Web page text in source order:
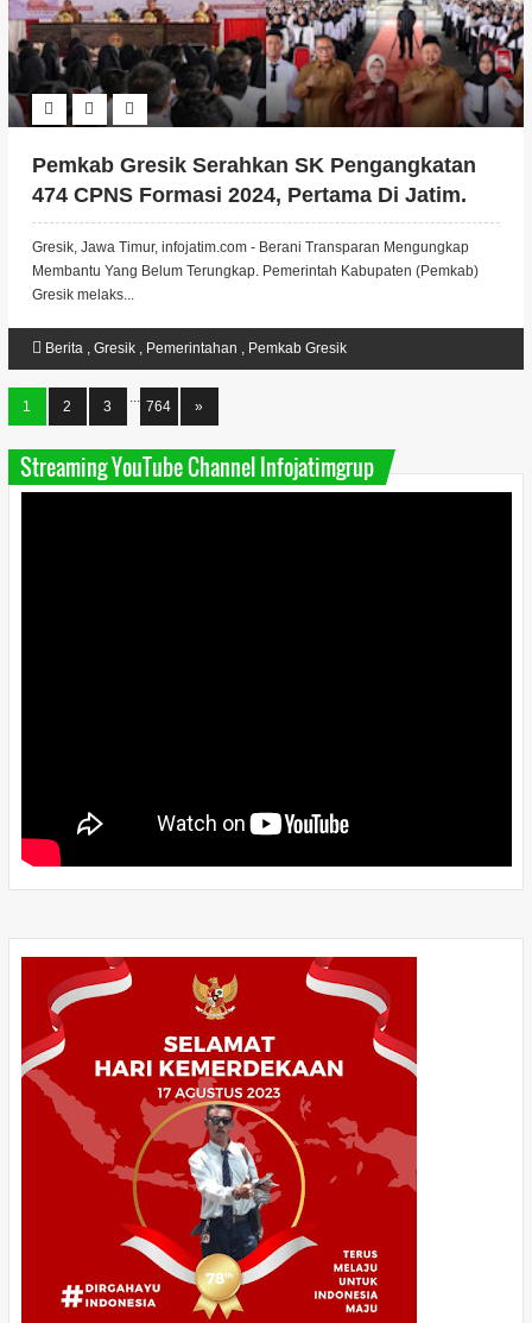
Pemkab Gresik Serahkan SK Pengangkatan
474 CPNS Formasi 2024, Pertama Di Jatim.
Gresik, Jawa Timur, infojatim.com - Berani Transparan Mengungkap
Membantu Yang Belum Terungkap. Pemerintah Kabupaten (Pemkab)
Gresik melaks...
Berita, Gresik, Pemerintahan , Pemkab Gresik
1 2 3
...
764 »
Streaming YouTube Channel Infojatimgrup